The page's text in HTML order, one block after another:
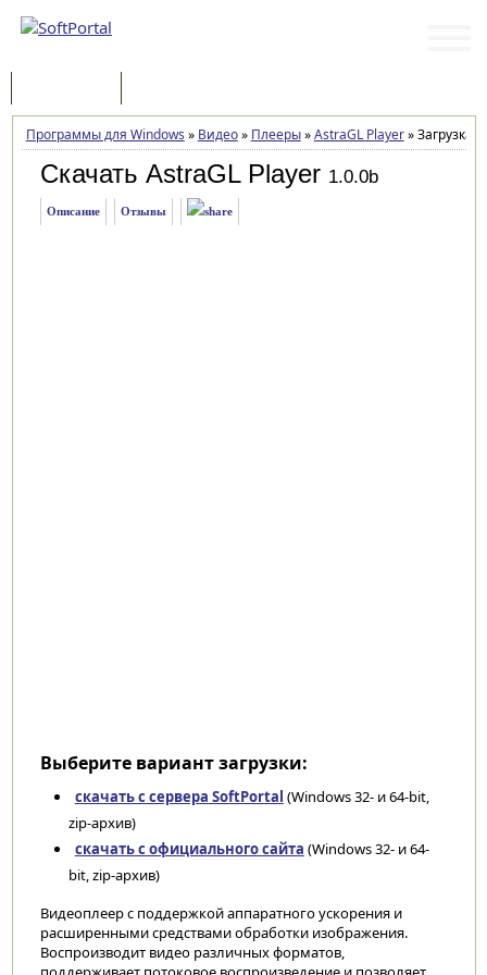
Программы для Windows » Видео» Плееры»AstraGL Player»Загрузка
Скачать AstraGL Player 1.0.0b
Описание Отзывы
Выберите вариант загрузки:
скачать с сервера SoftPortal (Windows 32- и 64-bit,
zip-архив)
скачать с официального сайта (Windows 32- и 64-
bit, zip-архив)
Видеоплеер с поддержкой аппаратного ускорения и
расширенными средствами обработки изображения.
Воспроизводит видео различных форматов,